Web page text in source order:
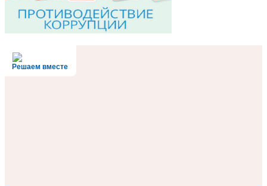
Решаем вместе